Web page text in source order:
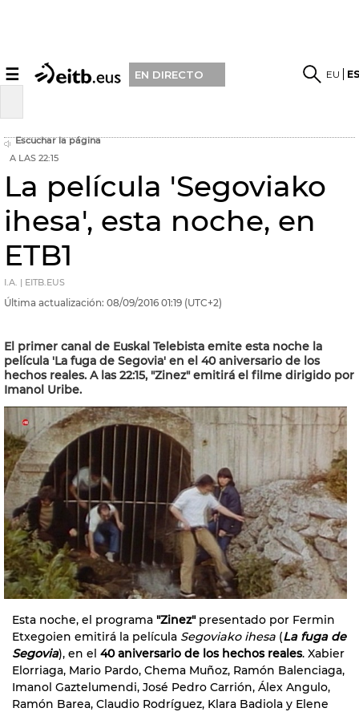
☰ EN DIRECTO EU
Escuchar la página
A LAS 22:15
La película 'Segoviako
ihesa', esta noche, en
ETB1
I.A. | EITB.EUS
Última actualización: 08/09/2016 01:19 (UTC+2)
El primer canal de Euskal Telebista emite esta noche la
película 'La fuga de Segovia' en el 40 aniversario de los
hechos reales. A las 22:15, "Zinez" emitirá el filme dirigido por
Imanol Uribe.
Esta noche, el programa "Zinez"presentado por Fermin
Etxegoien emitirá la película Segoviako ihesa (La fuga de
Segovia), en el 40 aniversario de los hechos reales. Xabier
Elorriaga, Mario Pardo, Chema Muñoz, Ramón Balenciaga,
Imanol Gaztelumendi, José Pedro Carrión, Álex Angulo,
Ramón Barea, Claudio Rodríguez, Klara Badiola y Elene